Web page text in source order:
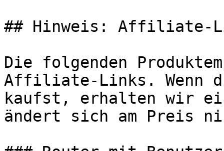
## Hinweis: Affiliate-
Die folgenden
Affiliate-Links. Wenn
kaufst, erhalten wir
ändert sich am Preis